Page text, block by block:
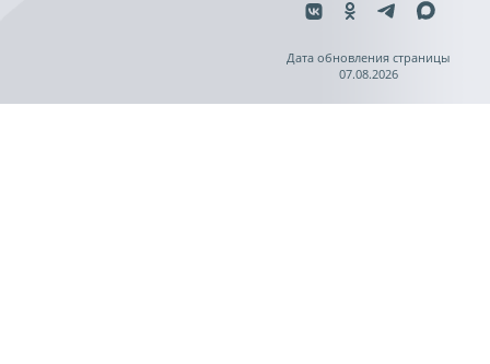
Дата обновления страницы
07.08.2026